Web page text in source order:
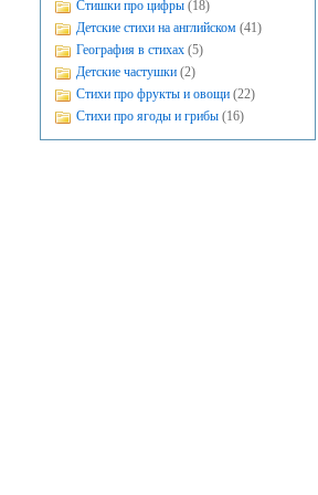
Стишки про цифры (18)
Детские стихи на английском (41)
География в стихах (5)
Детские частушки (2)
Стихи про фрукты и овощи (22)
Стихи про ягоды и грибы (16)